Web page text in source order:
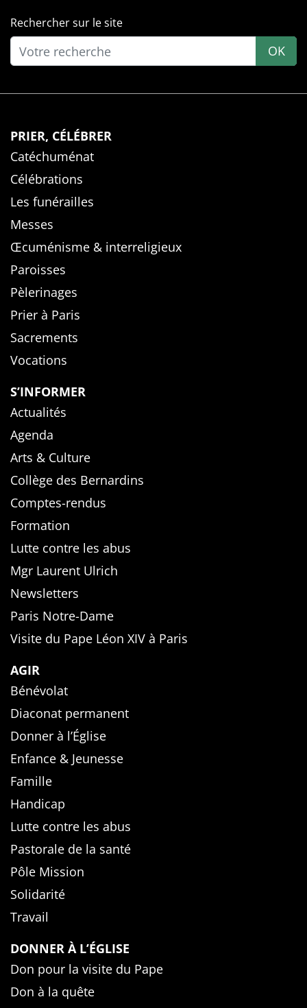
Rechercher sur le site
OK
PRIER, CÉLÉBRER
Catéchuménat
Célébrations
Les funérailles
Messes
Œcuménisme & interreligieux
Paroisses
Pèlerinages
Prier à Paris
Sacrements
Vocations
S’INFORMER
Actualités
Agenda
Arts & Culture
Collège des Bernardins
Comptes-rendus
Formation
Lutte contre les abus
Mgr Laurent Ulrich
Newsletters
Paris Notre-Dame
Visite du Pape Léon XIV à Paris
AGIR
Bénévolat
Diaconat permanent
Donner à l’Église
Enfance & Jeunesse
Famille
Handicap
Lutte contre les abus
Pastorale de la santé
Pôle Mission
Solidarité
Travail
DONNER À L’ÉGLISE
Don pour la visite du Pape
Don à la quête